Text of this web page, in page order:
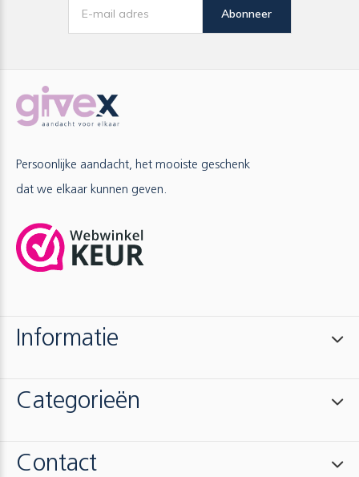
Abonneer
Persoonlijke aandacht, het mooiste geschenk
dat we elkaar kunnen geven.
Informatie
Categorieën
Contact